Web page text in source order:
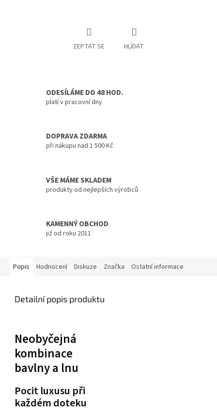
ZEPTAT SE HLÍDAT
ODESÍLÁME DO 48 HOD.
platí v pracovní dny
DOPRAVA ZDARMA
při nákupu nad 1 500 Kč
VŠE MÁME SKLADEM
produkty od nejlepších výrobců
KAMENNÝ OBCHOD
již od roku 2011
Popis Hodnocení Diskuze Značka Ostatní informace
Detailní popis produktu
Neobyčejná
kombinace
bavlny a lnu
Pocit luxusu při
každém doteku